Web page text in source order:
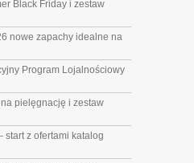
Black Friday i zestaw
nowe zapachy idealne na
Program Lojalnościowy
pielęgnację i zestaw
start z ofertami katalog